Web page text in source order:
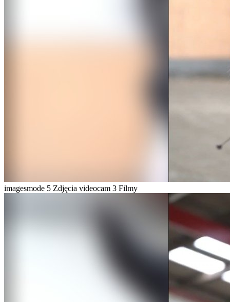
imagesmode 5 Zdjęcia videocam 3 Filmy